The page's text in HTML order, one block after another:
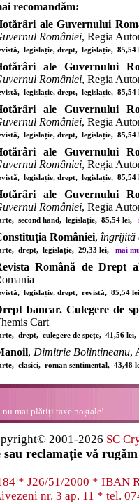
recomandăm:
ale Guvernului
României, Regia
legislație, drept, legislație,
ale Guvernului
României, Regia
legislație, drept, legislație,
ale Guvernului
României, Regia
legislație, drept, legislație,
ale Guvernului
României, Regia
legislație, drept, legislație,
ale Guvernului
României, Regia
second hand, legislație, 85,54 lei,
României, îngrijită
drept, legislație, 29,33 lei, mai
Română de Drept
legislație, drept, revistă, 85,54
bancar. Culegere de
Cart
drept, culegere de spețe, 41,56
, Dimitrie Bolintineanu,
clasici, roman sentimental,
nu mai plătiți taxe poștale!
2001-2026 SC
reclamație vă
* J26/51/2000 * IBAN
nr. 3 ap. 11 * tel.